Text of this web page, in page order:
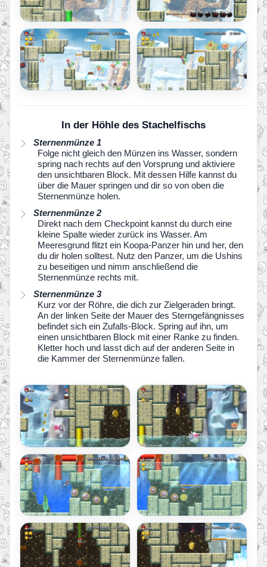
In der Höhle des Stachelfischs
Sternenmünze 1
Folge nicht gleich den Münzen ins Wasser, sondern
spring nach rechts auf den Vorsprung und aktiviere
den unsichtbaren Block. Mit dessen Hilfe kannst du
über die Mauer springen und dir so von oben die
Sternenmünze holen.
Sternenmünze 2
Direkt nach dem Checkpoint kannst du durch eine
kleine Spalte wieder zurück ins Wasser. Am
Meeresgrund flitzt ein Koopa-Panzer hin und her, den
du dir holen solltest. Nutz den Panzer, um die Ushins
zu beseitigen und nimm anschließend die
Sternenmünze rechts mit.
Sternenmünze 3
Kurz vor der Röhre, die dich zur Zielgeraden bringt.
An der linken Seite der Mauer des Sterngefängnisses
befindet sich ein Zufalls-Block. Spring auf ihn, um
einen unsichtbaren Block mit einer Ranke zu finden.
Kletter hoch und lasst dich auf der anderen Seite in
die Kammer der Sternenmünze fallen.